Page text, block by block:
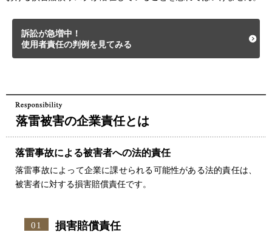
訴訟が急増中！
使用者責任の判例を見てみる
落雷被害の企業責任とは
落雷事故による被害者への法的責任
落雷事故によって企業に課せられる可能性がある法的責任は、
被害者に対する損害賠償責任です。
01 損害賠償責任